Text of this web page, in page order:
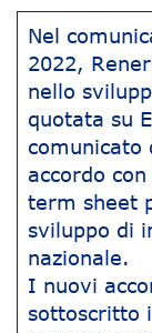
Nel
2022,
nello
quotata su
comunicato
accordo
term sheet
sviluppo di
nazionale.
I nuovi
sottoscritto